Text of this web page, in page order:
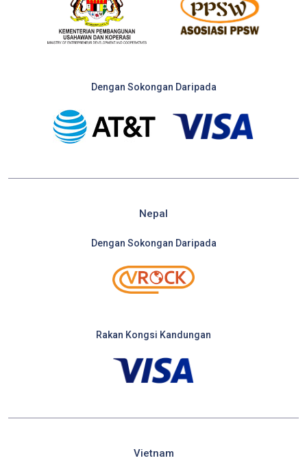
Dengan Sokongan Daripada
Nepal
Dengan Sokongan Daripada
Rakan Kongsi Kandungan
Vietnam